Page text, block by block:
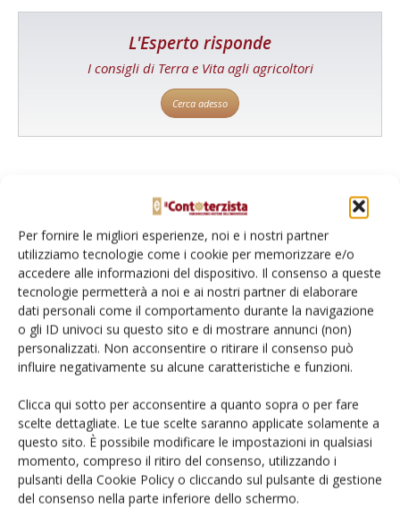
Per fornire le migliori esperienze, noi e i nostri partner
utilizziamo tecnologie come i cookie per memorizzare e/o
accedere alle informazioni del dispositivo. Il consenso a queste
tecnologie permetterà a noi e ai nostri partner di elaborare
dati personali come il comportamento durante la navigazione
o gli ID univoci su questo sito e di mostrare annunci (non)
personalizzati. Non acconsentire o ritirare il consenso può
influire negativamente su alcune caratteristiche e funzioni.
Clicca qui sotto per acconsentire a quanto sopra o per fare
scelte dettagliate. Le tue scelte saranno applicate solamente a
questo sito. È possibile modificare le impostazioni in qualsiasi
momento, compreso il ritiro del consenso, utilizzando i
pulsanti della Cookie Policy o cliccando sul pulsante di gestione
del consenso nella parte inferiore dello schermo.
L'Esperto risponde
I consigli di Terra e Vita agli agricoltori
Cerca adesso
ECONOMIA E MERCATI 18 Giugno 2026
Prorogata la revisione dei
trattori veloci – Il plauso di
Cai...
Il termine per l'accreditamento, la compilazione, la preconvalida e
la presentazione delle domande slitta al 15 settembre 2026
DiIl Contoterzista